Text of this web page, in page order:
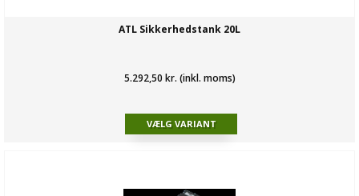
ATL Sikkerhedstank 20L
5.292,50 kr. (inkl. moms)